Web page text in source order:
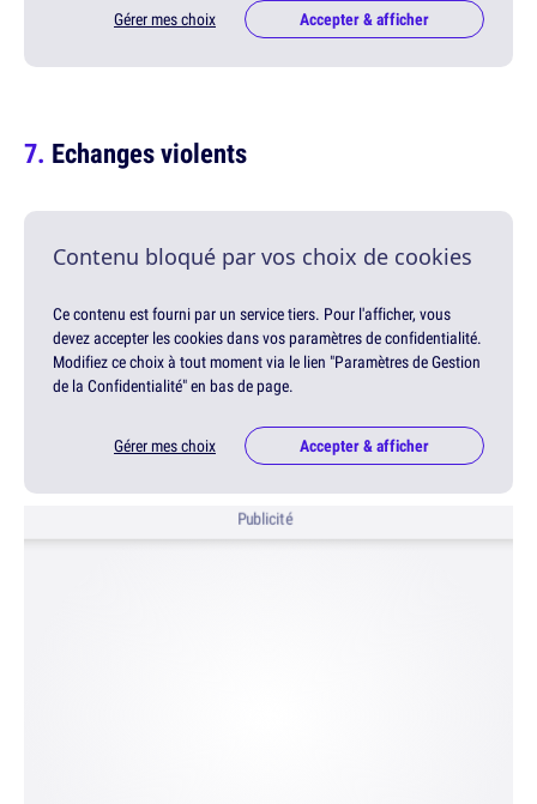
Gérer mes choix Accepter & afficher
Echanges violents
Contenu bloqué par vos choix de cookies
Ce contenu est fourni par un service tiers. Pour l'afficher, vous
devez accepter les cookies dans vos paramètres de confidentialité.
Modifiez ce choix à tout moment via le lien "Paramètres de Gestion
de la Confidentialité" en bas de page.
Gérer mes choix Accepter & afficher
Publicité